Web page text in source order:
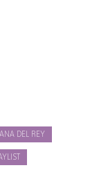
DEL REY